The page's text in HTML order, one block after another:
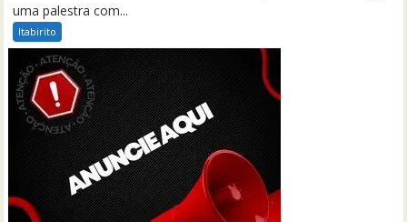
uma palestra com...
Itabirito